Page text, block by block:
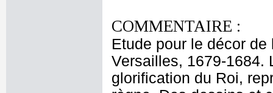
COMMENTAIRE :
Etude pour le décor
Versailles, 1679-1684.
glorification du Roi,